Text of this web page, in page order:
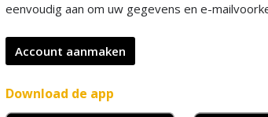
eenvoudig aan om uw gegevens en e-
Account aanmaken
Download de app